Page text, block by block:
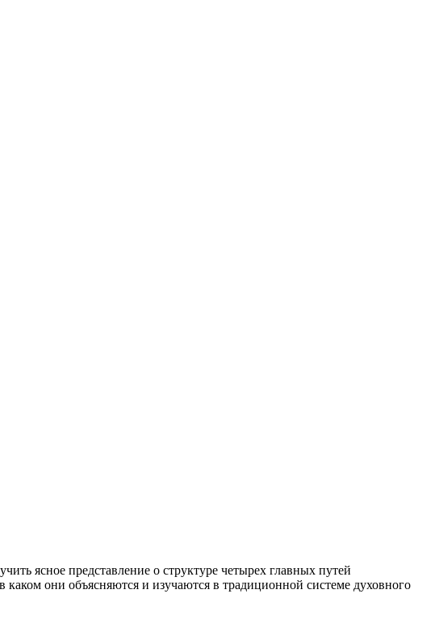
ясное представление о структуре четырех главных путей
они объясняются и изучаются в традиционной системе духовного